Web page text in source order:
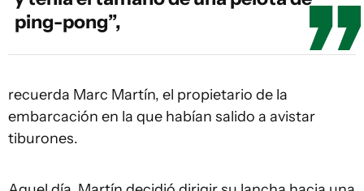
ping-pong”,
recuerda Marc Martín, el propietario de la
embarcación en la que habían salido a avistar
tiburones.